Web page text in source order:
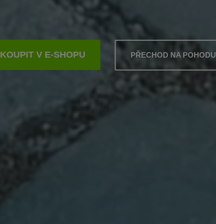
KOUPIT V E-SHOPU PŘECHOD NA POHODU